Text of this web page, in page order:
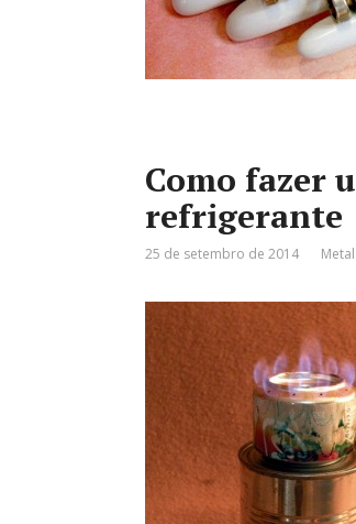
Como fazer
refrigerante
25 de setembro de 2014 Metal